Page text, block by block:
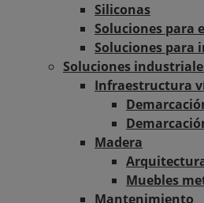
Siliconas
Soluciones para
Soluciones para
Soluciones
Infraestructura
Madera
Muebles
Mantenimiento